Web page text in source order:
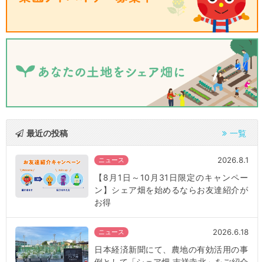
最近の投稿 一覧
ニュース 2026.8.1
【8月1日～10月31日限定のキャンペー
ン】シェア畑を始めるならお友達紹介が
お得
ニュース 2026.6.18
日本経済新聞にて、農地の有効活用の事